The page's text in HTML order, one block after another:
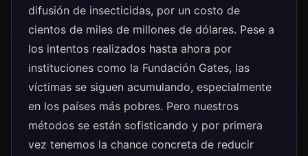
difusión de insecticidas, por un costo de
cientos de miles de millones de dólares. Pese a
los intentos realizados hasta ahora por
instituciones como la Fundación Gates, las
víctimas se siguen acumulando, especialmente
en los países más pobres. Pero nuestros
métodos se están sofisticando y por primera
vez tenemos la chance concreta de reducir